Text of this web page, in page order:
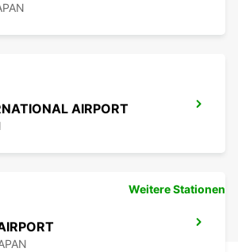
AIRPORT
Weitere Stationen